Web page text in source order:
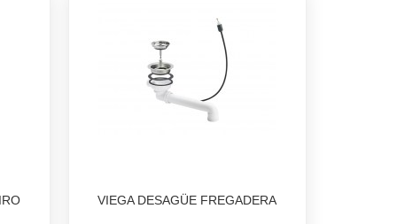
VIEGA DESAGÜE FREGADERA